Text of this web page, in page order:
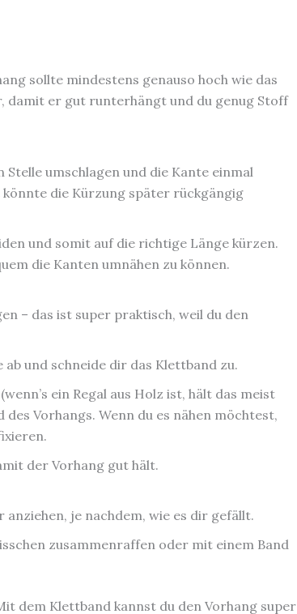
sollte mindestens genauso hoch wie das
damit er gut runterhängt und du genug Stoff
umschlagen und die Kante einmal
die Kürzung später rückgängig
und somit auf die richtige Länge kürzen.
die Kanten umnähen zu können.
– das ist super praktisch, weil du den
und schneide dir das Klettband zu.
ein Regal aus Holz ist, hält das meist
Vorhangs. Wenn du es nähen möchtest,
der Vorhang gut hält.
je nachdem, wie es dir gefällt.
zusammenraffen oder mit einem Band
dem Klettband kannst du den Vorhang super